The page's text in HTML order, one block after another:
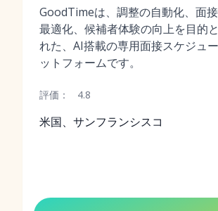
GoodTimeは、調整の自動化、面
最適化、候補者体験の向上を目的
れた、AI搭載の専用面接スケジュ
ットフォームです。
評価： 4.8
米国、サンフランシスコ